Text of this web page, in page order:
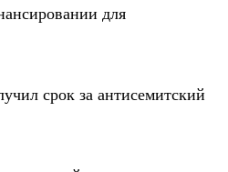
для
срок за антисемитский